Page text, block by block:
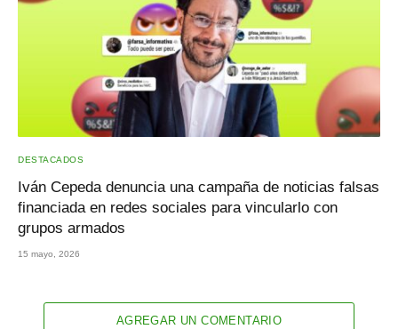
DESTACADOS
Iván Cepeda denuncia una campaña de noticias falsas
financiada en redes sociales para vincularlo con
grupos armados
15 mayo, 2026
AGREGAR UN COMENTARIO